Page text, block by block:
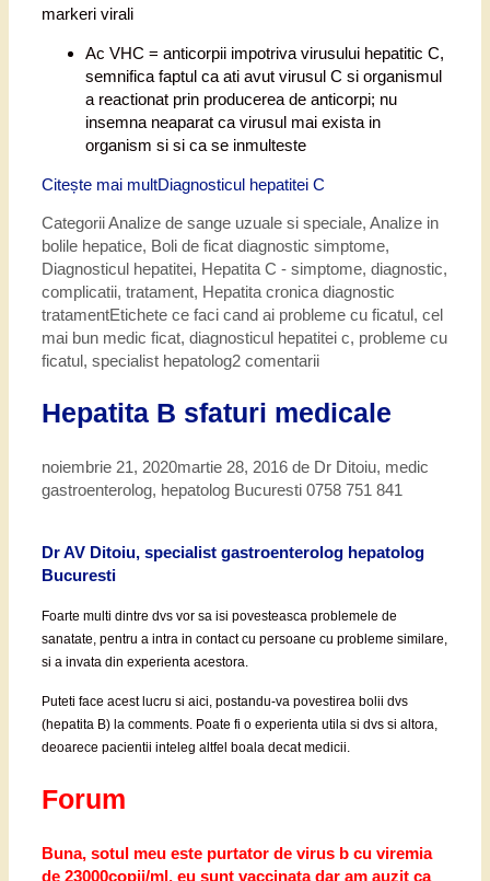
markeri virali
Ac VHC = anticorpii impotriva virusului hepatitic C,
semnifica faptul ca ati avut virusul C si organismul
a reactionat prin producerea de anticorpi; nu
insemna neaparat ca virusul mai exista in
organism si si ca se inmulteste
Citește mai multDiagnosticul hepatitei C
CategoriiAnalize de sange uzuale si speciale, Analize in
bolile hepatice, Boli de ficat diagnostic simptome,
Diagnosticul hepatitei, Hepatita C - simptome, diagnostic,
complicatii, tratament, Hepatita cronica diagnostic
tratamentEtichete ce faci cand ai probleme cu ficatul, cel
mai bun medic ficat, diagnosticul hepatitei c, probleme cu
ficatul, specialist hepatolog2 comentarii
Hepatita B sfaturi medicale
noiembrie 21, 2020martie 28, 2016 de Dr Ditoiu, medic
gastroenterolog, hepatolog Bucuresti 0758 751 841
Dr AV Ditoiu, specialist gastroenterolog hepatolog
Bucuresti
Foarte multi dintre dvs vor sa isi povesteasca problemele de
sanatate, pentru a intra in contact cu persoane cu probleme similare,
si a invata din experienta acestora.
Puteti face acest lucru si aici, postandu-va povestirea bolii dvs
(hepatita B) la comments. Poate fi o experienta utila si dvs si altora,
deoarece pacientii inteleg altfel boala decat medicii.
Forum
Buna, sotul meu este purtator de virus b cu viremia
de 23000copii/ml, eu sunt vaccinata dar am auzit ca